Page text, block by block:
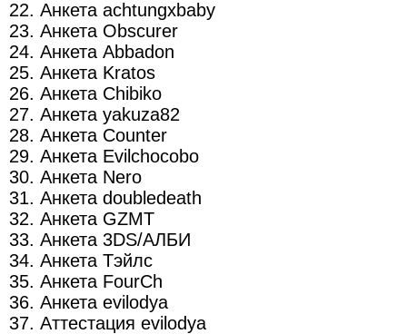
22. Анкета achtungxbaby
23. Анкета Obscurer
24. Анкета Abbadon
25. Анкета Kratos
26. Анкета Chibiko
27. Анкета yakuza82
28. Анкета Counter
29. Анкета Evilchocobo
30. Анкета Nero
31. Анкета doubledeath
32. Анкета GZMT
33. Анкета 3DS/АЛБИ
34. Анкета Тэйлс
35. Анкета FourCh
36. Анкета evilodya
37. Аттестация evilodya